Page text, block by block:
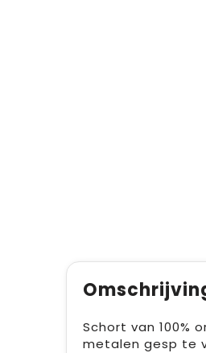
Schort van 100%
metalen gesp te